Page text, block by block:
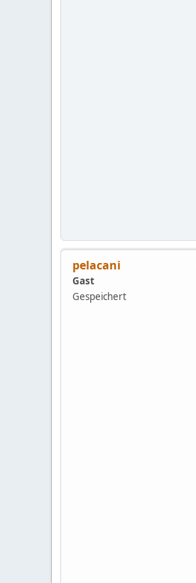
pelacani
Gast
Gespeichert